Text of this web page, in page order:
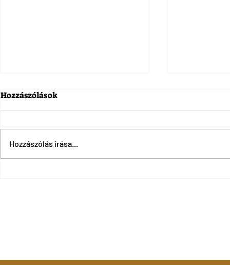
Hozzászólások
Hozzászólás írása...